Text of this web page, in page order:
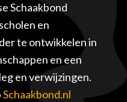
Schaakbond
en
te ontwikkelen in
en een
en verwijzingen.
Schaakbond.nl